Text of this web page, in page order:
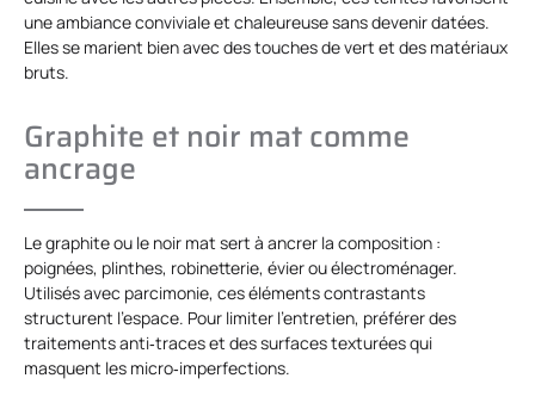
une ambiance conviviale et chaleureuse sans devenir datées.
Elles se marient bien avec des touches de vert et des matériaux
bruts.
Graphite et noir mat comme
ancrage
Le graphite ou le noir mat sert à ancrer la composition :
poignées, plinthes, robinetterie, évier ou électroménager.
Utilisés avec parcimonie, ces éléments contrastants
structurent l’espace. Pour limiter l’entretien, préférer des
traitements anti‑traces et des surfaces texturées qui
masquent les micro‑imperfections.